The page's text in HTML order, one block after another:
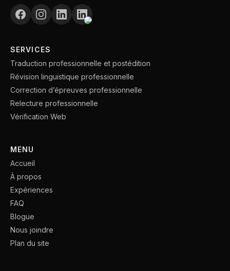
SERVICES
Traduction professionnelle et postédition
Révision linguistique professionnelle
Correction d’épreuves professionnelle
Relecture professionnelle
Vérification Web
MENU
Accueil
À propos
Expériences
FAQ
Blogue
Nous joindre
Plan du site